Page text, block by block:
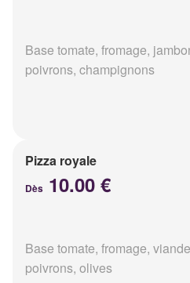
Base tomate, fromage,
poivrons, champignons
Pizza royale
Dès 10.00 €
Base tomate, fromage,
poivrons, olives